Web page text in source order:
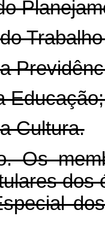
Cultura.
Os
dos